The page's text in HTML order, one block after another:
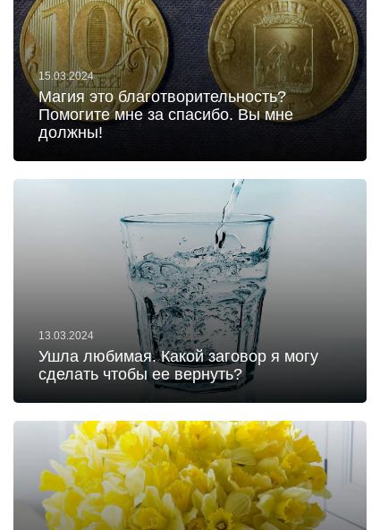
15.03.2024
Магия это благотворительность?
Помогите мне за спасибо. Вы мне
должны!
13.03.2024
Ушла любимая. Какой заговор я могу
сделать чтобы ее вернуть?